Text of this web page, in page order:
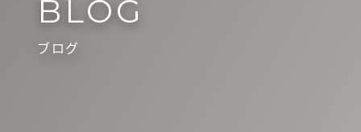
BLOG
ブログ